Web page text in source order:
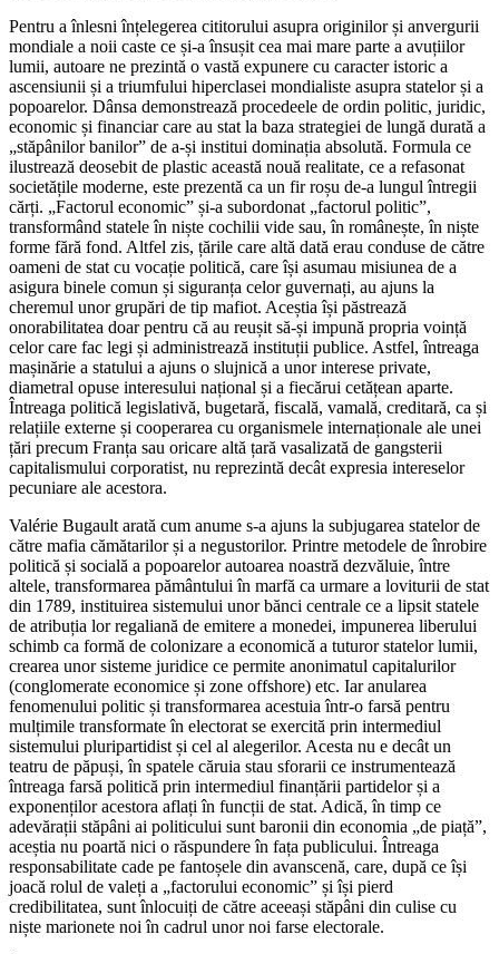
Pentru a înlesni înțelegerea cititorului asupra originilor și anvergurii
mondiale a noii caste ce și-a însușit cea mai mare parte a avuțiilor
lumii, autoare ne prezintă o vastă expunere cu caracter istoric a
ascensiunii și a triumfului hiperclasei mondialiste asupra statelor și a
popoarelor. Dânsa demonstrează procedeele de ordin politic, juridic,
economic și financiar care au stat la baza strategiei de lungă durată a
„stăpânilor banilor” de a-și institui dominația absolută. Formula ce
ilustrează deosebit de plastic această nouă realitate, ce a refasonat
societățile moderne, este prezentă ca un fir roșu de-a lungul întregii
cărți. „Factorul economic” și-a subordonat „factorul politic”,
transformând statele în niște cochilii vide sau, în românește, în niște
forme fără fond. Altfel zis, țările care altă dată erau conduse de către
oameni de stat cu vocație politică, care își asumau misiunea de a
asigura binele comun și siguranța celor guvernați, au ajuns la
cheremul unor grupări de tip mafiot. Aceștia își păstrează
onorabilitatea doar pentru că au reușit să-și impună propria voință
celor care fac legi și administrează instituții publice. Astfel, întreaga
mașinărie a statului a ajuns o slujnică a unor interese private,
diametral opuse interesului național și a fiecărui cetățean aparte.
Întreaga politică legislativă, bugetară, fiscală, vamală, creditară, ca și
relațiile externe și cooperarea cu organismele internaționale ale unei
țări precum Franța sau oricare altă țară vasalizată de gangsterii
capitalismului corporatist, nu reprezintă decât expresia intereselor
pecuniare ale acestora.
Valérie Bugault arată cum anume s-a ajuns la subjugarea statelor de
către mafia cămătarilor și a negustorilor. Printre metodele de înrobire
politică și socială a popoarelor autoarea noastră dezvăluie, între
altele, transformarea pământului în marfă ca urmare a loviturii de stat
din 1789, instituirea sistemului unor bănci centrale ce a lipsit statele
de atribuția lor regaliană de emitere a monedei, impunerea liberului
schimb ca formă de colonizare a economică a tuturor statelor lumii,
crearea unor sisteme juridice ce permite anonimatul capitalurilor
(conglomerate economice și zone offshore) etc. Iar anularea
fenomenului politic și transformarea acestuia într-o farsă pentru
mulțimile transformate în electorat se exercită prin intermediul
sistemului pluripartidist și cel al alegerilor. Acesta nu e decât un
teatru de păpuși, în spatele căruia stau sforarii ce instrumentează
întreaga farsă politică prin intermediul finanțării partidelor și a
exponenților acestora aflați în funcții de stat. Adică, în timp ce
adevărații stăpâni ai politicului sunt baronii din economia „de piață”,
aceștia nu poartă nici o răspundere în fața publicului. Întreaga
responsabilitate cade pe fantoșele din avanscenă, care, după ce își
joacă rolul de valeți a „factorului economic” și își pierd
credibilitatea, sunt înlocuiți de către aceeași stăpâni din culise cu
niște marionete noi în cadrul unor noi farse electorale.